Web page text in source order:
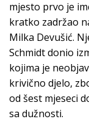
mjesto prvo je
kratko zadržao
Milka Devušić.
Schmidt donio
kojima je
krivično djelo,
od šest mjeseci
sa dužnosti.